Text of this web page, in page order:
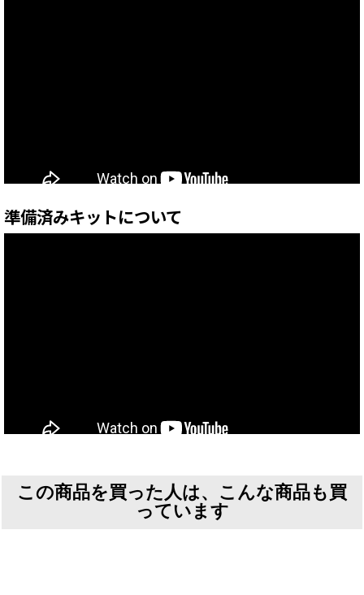
準備済みキットについて
この商品を買った人は、こんな商品も買
っています